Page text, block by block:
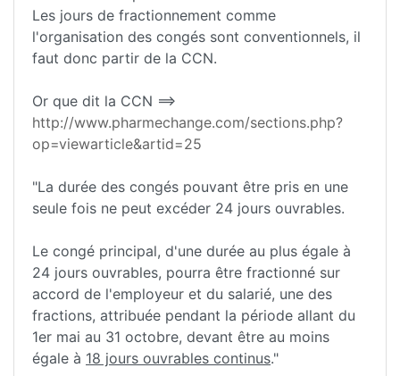
Les jours de fractionnement comme
l'organisation des congés sont conventionnels, il
faut donc partir de la CCN.
Or que dit la CCN ==>
http://www.pharmechange.com/sections.php?
op=viewarticle&artid=25
"La durée des congés pouvant être pris en une
seule fois ne peut excéder 24 jours ouvrables.
Le congé principal, d'une durée au plus égale à
24 jours ouvrables, pourra être fractionné sur
accord de l'employeur et du salarié, une des
fractions, attribuée pendant la période allant du
1er mai au 31 octobre, devant être au moins
égale à 18 jours ouvrables continus."